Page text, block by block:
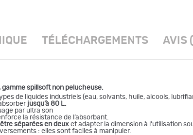
TÉLÉCHARGEMENTS AVIS
spillsoft non pelucheuse.
de liquides industriels (eau, solvants, huile, alcools,
jusqu’à 80 L.
par ultra son
la résistance de l’absorbant.
séparées en deux et adapter la dimension à l’utilisation
: elles sont faciles à manipuler.